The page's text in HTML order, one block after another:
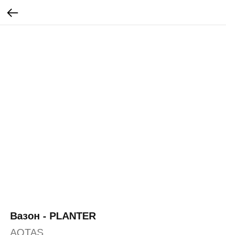
Вазон - PLANTER
AQTAS